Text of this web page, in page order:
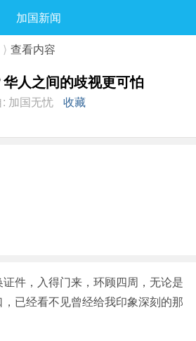
最新发表
加国新闻
⟩ 查看内容
人之间的歧视更可怕
: 加国无忧
收藏
件，入得门来，环顾四周，无论是
已经看不见曾经给我印象深刻的那